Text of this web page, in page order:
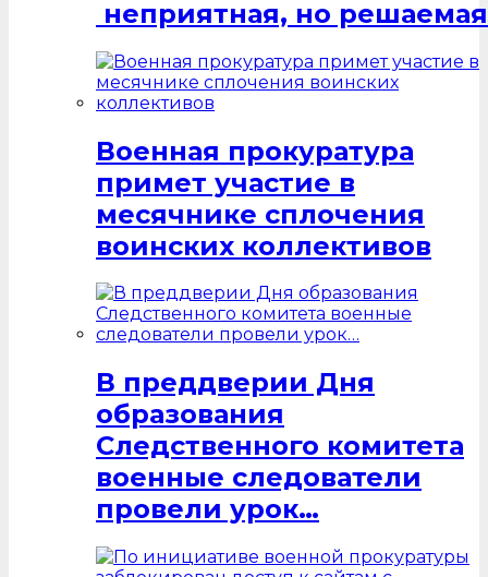
неприятная, но
Военная прокуратура
примет участие в
месячнике сплочения
воинских коллективов
В преддверии Дня
образования
Следственного комитета
военные следователи
провели урок…